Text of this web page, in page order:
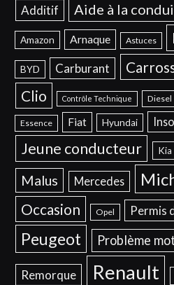
Additif Aide à la
Amazon Arnaque Astuces
BYD Carburant
Clio Contrôle Technique Diesel
Essence Fiat Hyundai
Jeune conducteur Kia
Malus Mercedes
Occasion Opel Permis
Peugeot Problème
Remorque Renault